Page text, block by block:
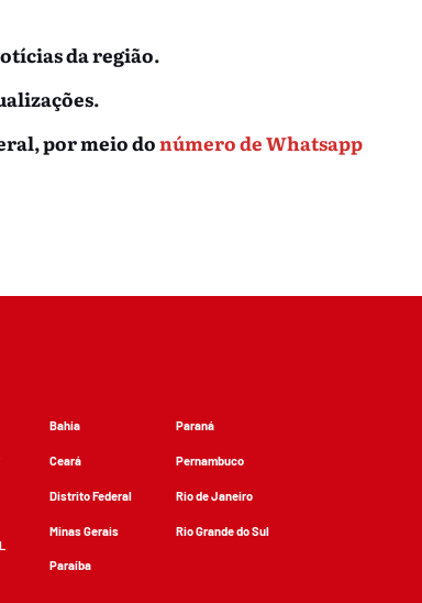
da região.
por meio donúmero de Whatsapp
Bahia
Ceará
Distrito Federal
Minas Gerais
Paraíba
Paraná
Pernambuco
Rio de Janeiro
Rio Grande do Sul